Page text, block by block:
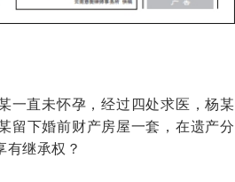
一直未怀孕，经过四处求医，杨某
留下婚前财产房屋一套，在遗产分
继承权？